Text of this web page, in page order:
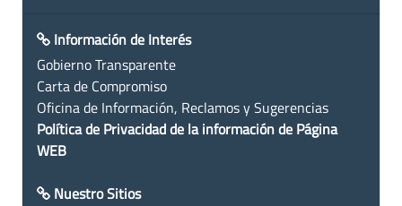
Información de Interés
Gobierno Transparente
Carta de Compromiso
Oficina de Información, Reclamos y Sugerencias
Política de Privacidad de la información de Página
WEB
Nuestro Sitios